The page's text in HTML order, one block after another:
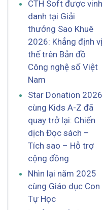
CTH Soft được vinh
danh tại Giải
thưởng Sao Khuê
2026: Khẳng định vị
thế trên Bản đồ
Công nghệ số Việt
Nam
Star Donation 2026
cùng Kids A-Z đã
quay trở lại: Chiến
dịch Đọc sách –
Tích sao – Hỗ trợ
cộng đồng
Nhìn lại năm 2025
cùng Giáo dục Con
Tự Học